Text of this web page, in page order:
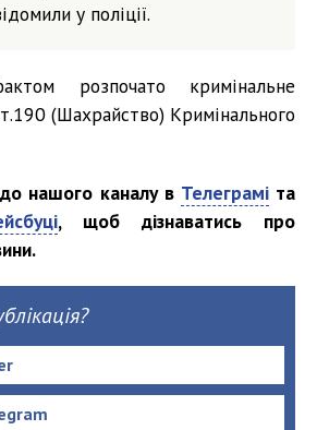
у поліції.
розпочато кримінальне
(Шахрайство) Кримінального
нашого каналу в Телеграміта
, щоб дізнаватись про